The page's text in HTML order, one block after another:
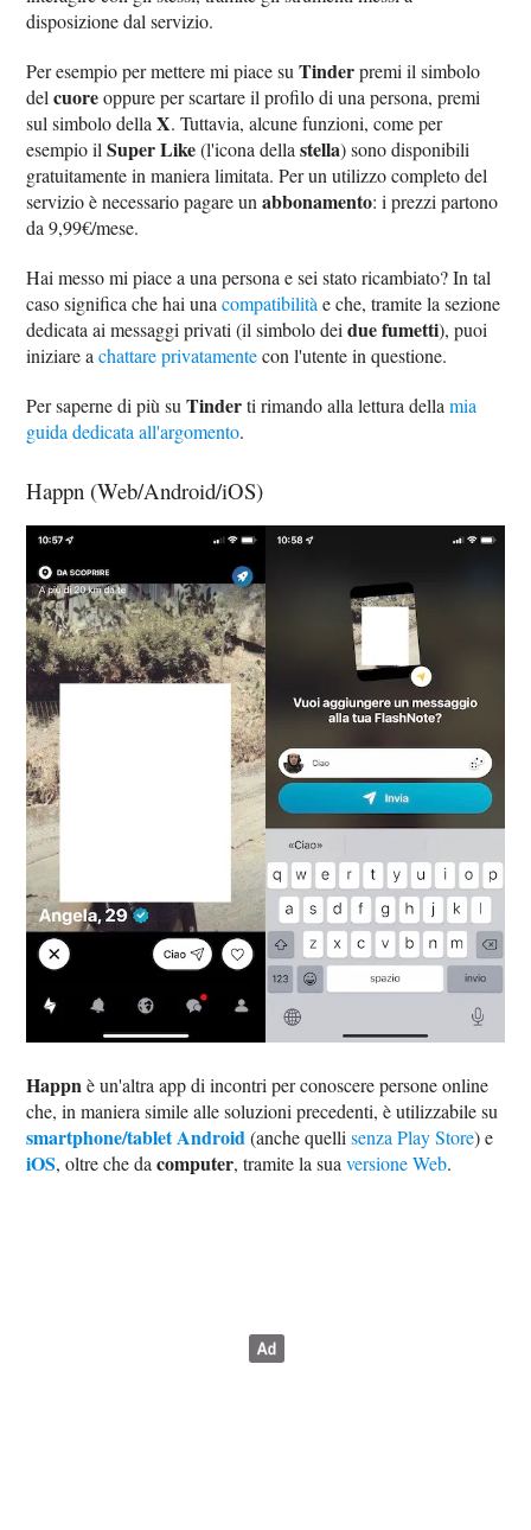
disposizione dal servizio.
Per esempio per mettere mi piace suTinderpremi il simbolo
delcuoreoppure per scartare il profilo di una persona, premi
sul simbolo dellaX. Tuttavia, alcune funzioni, come per
esempio ilSuper Like(l'icona dellastella) sono disponibili
gratuitamente in maniera limitata. Per un utilizzo completo del
servizio è necessario pagare unabbonamento: i prezzi partono
da 9,99€/mese.
Hai messo mi piace a una persona e sei stato ricambiato? In tal
caso significa che hai unacompatibilità e che, tramite la sezione
dedicata ai messaggi privati (il simbolo deidue fumetti), puoi
iniziare achattare privatamentecon l'utente in questione.
Per saperne di più suTinderti rimando alla lettura dellamia
guida dedicata all'argomento.
Happn (Web/Android/iOS)
Happnè un'altra app di incontri per conoscere persone online
che, in maniera simile alle soluzioni precedenti, è utilizzabile su
smartphone/tablet Android(anche quellisenza Play Store) e
iOS, oltre che dacomputer, tramite la suaversione Web.